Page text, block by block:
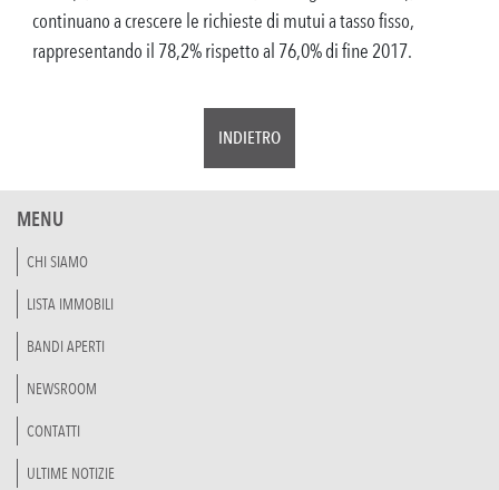
continuano a crescere le richieste di mutui a tasso fisso,
rappresentando il 78,2% rispetto al 76,0% di fine 2017.
INDIETRO
MENU
CHI SIAMO
LISTA IMMOBILI
BANDI APERTI
NEWSROOM
CONTATTI
ULTIME NOTIZIE